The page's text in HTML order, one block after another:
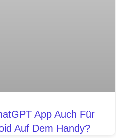
App Auch Für
Auf Dem Handy?